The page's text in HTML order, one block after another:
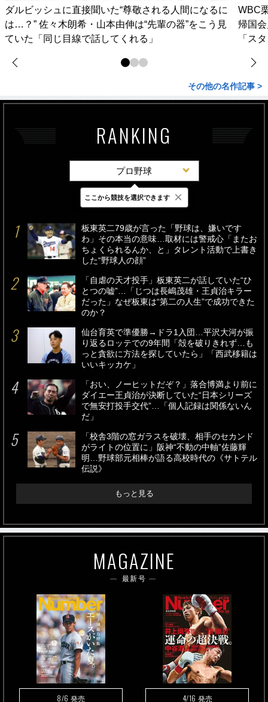
ダルビッシュに直接聞いた“尊敬される人間になるに
は…？” 佐々木朗希・山本由伸は“先輩の器”をこう見
ていた「同じ目線で話してくれる」
WBC
帰国
「ス
その他の名作記事 >
RANKING
プロ野球
最新 24時間 週間
板東英二79歳が言った「野球は、嫌いです
わ」その本当の意味…取材には警戒心「またお
ちょくられるんか、と」タレント活動で上書き
した“野球人の顔”
「自虐の天才投手」板東英二が話していた“ひ
とつの嘘”…「じつは長嶋茂雄・王貞治キラー
だった」なぜ板東は“第二の人生”で成功できた
のか？
仙台育英で準優勝→ドラ1入団…平沢大河が振
り返るロッテでの9年間「殻を破りきれず…も
っと貪欲に方法を探していたら」「西武移籍は
いいキッカケ」
「おい、ノーヒットだぞ？」落合博満より前に
ダイエー王貞治が決断していた“日本シリーズ
で無安打投手交代”…「個人記録は関係ないん
だ」
「校舎3階の窓ガラスを破壊、相手のセカンド
がライトの位置に」阪神“不動の中軸”佐藤輝
明…野球部元相棒が語る高校時代の《サトテル
伝説》
もっと見る
MAGAZINE
最新号
8/6 発売 4/16 発売
ここから競技を選択できます ×